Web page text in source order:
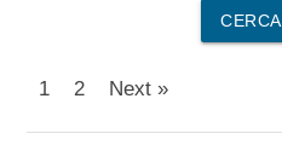
CERCA
1 2 Next »